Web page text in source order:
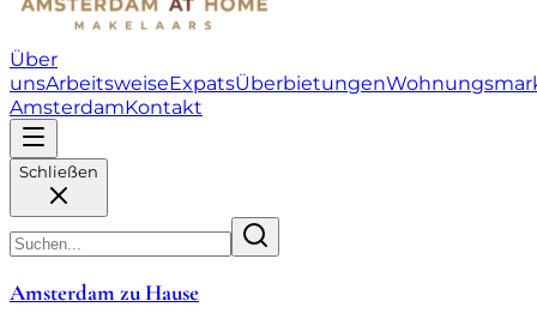
Über
unsArbeitsweiseExpatsÜberbietungen
AmsterdamKontakt
Schließen
Amsterdam zu Hause